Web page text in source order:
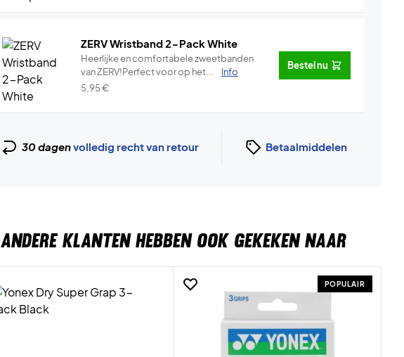
ZERV Wristband 2-Pack White
Heerlijke en comfortabele zweetbanden
van ZERV!Perfect voor op het...
Info
5,95€
Bestel nu
30 dagenvolledig recht van retour Betaalmiddelen
ANDERE KLANTEN HEBBEN OOK GEKEKEN NAAR
POPULAIR